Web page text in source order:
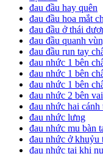
đau đầu hay quên
đau đầu hoa mắt
đau đầu ở thái
đau đầu quanh
đau đầu run tay
đau nhức 1 bên
đau nhức 1 bên
đau nhức 1 bên
đau nhức 2 bên vai
đau nhức hai cánh
đau nhức lưng
đau nhức mu bàn
đau nhức ở khuỷu
đau nhức tai khi